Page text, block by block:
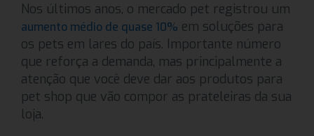
Nos últimos anos, o mercado pet registrou um
aumento médio de quase 10% em soluções para
os pets em lares do país. Importante número
que reforça a demanda, mas principalmente a
atenção que você deve dar aos produtos para
pet shop que vão compor as prateleiras da sua
loja.